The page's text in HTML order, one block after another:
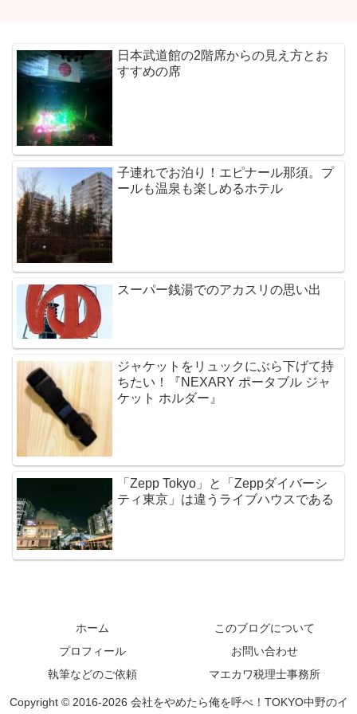
日本武道館の2階席からの見え方とお
すすめの席
子連れでお泊り！エピナール那須。プ
ールも温泉も楽しめるホテル
スーパー銭湯でのアカスリの思い出
ジャケットをリュックにぶら下げて持
ちたい！『NEXARY ポータブル ジャ
ケット ホルダー』
「Zepp Tokyo」と「Zeppダイバーシ
ティ東京」は違うライブハウスである
ホーム
このブログについて
プロフィール
お問い合わせ
執筆などのご依頼
マエカワ税理士事務所
Copyright © 2016-2026 会社をやめたら俺を呼べ！TOKYO中野のイ